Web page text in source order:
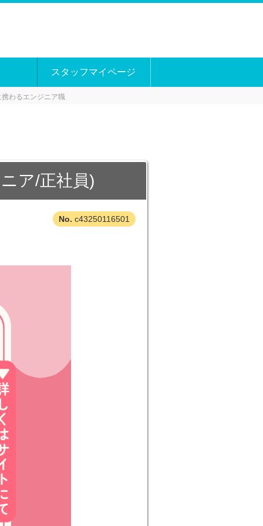
スタッフマイページ
わるエンジニア職
ア/正社員)
c43250116501